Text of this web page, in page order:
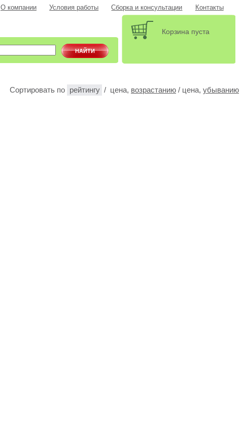
О компании Условия работы Сборка и консультации Контакты
Корзина пуста
Сортировать по рейтингу / цена, возрастанию / цена, убыванию